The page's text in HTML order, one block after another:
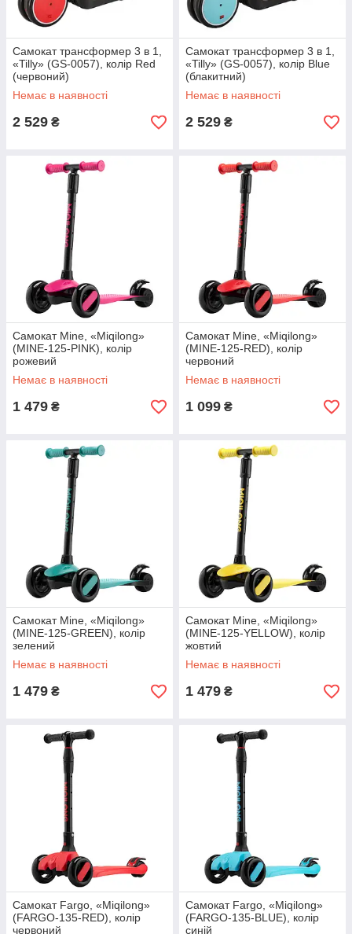
Самокат трансформер 3 в 1,
«Tilly» (GS-0057), колір Red
(червоний)
Немає в наявності
2 529 ₴
Самокат трансформер 3 в 1,
«Tilly» (GS-0057), колір Blue
(блакитний)
Немає в наявності
2 529 ₴
Самокат Mine, «Miqilong»
(MINE-125-PINK), колір
рожевий
Немає в наявності
1 479 ₴
Самокат Mine, «Miqilong»
(MINE-125-RED), колір
червоний
Немає в наявності
1 099 ₴
Самокат Mine, «Miqilong»
(MINE-125-GREEN), колір
зелений
Немає в наявності
1 479 ₴
Самокат Mine, «Miqilong»
(MINE-125-YELLOW), колір
жовтий
Немає в наявності
1 479 ₴
Самокат Fargo, «Miqilong»
(FARGO-135-RED), колір
червоний
Самокат Fargo, «Miqilong»
(FARGO-135-BLUE), колір
синій